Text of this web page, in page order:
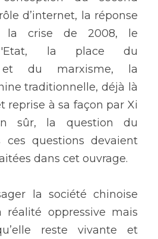
d’internet, la réponse
la crise de 2008, le
la place du
et du marxisme, la
traditionnelle, déjà là
reprise à sa façon par Xi
sûr, la question du
ces questions devaient
dans cet ouvrage.
la société chinoise
réalité oppressive mais
reste vivante et